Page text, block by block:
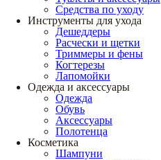
Средства по уходу
Инструменты для ухода
Дешеддеры
Расчески и щетки
Триммеры и фены
Когтерезы
Лапомойки
Одежда и аксессуары
Одежда
Обувь
Аксессуары
Полотенца
Косметика
Шампуни